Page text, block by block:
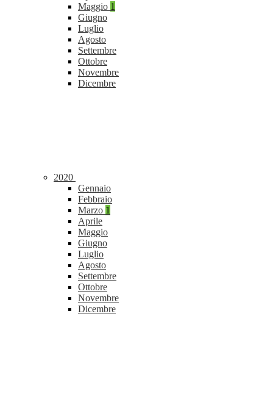
Maggio 1
Giugno
Luglio
Agosto
Settembre
Ottobre
Novembre
Dicembre
2020
Gennaio
Febbraio
Marzo 1
Aprile
Maggio
Giugno
Luglio
Agosto
Settembre
Ottobre
Novembre
Dicembre